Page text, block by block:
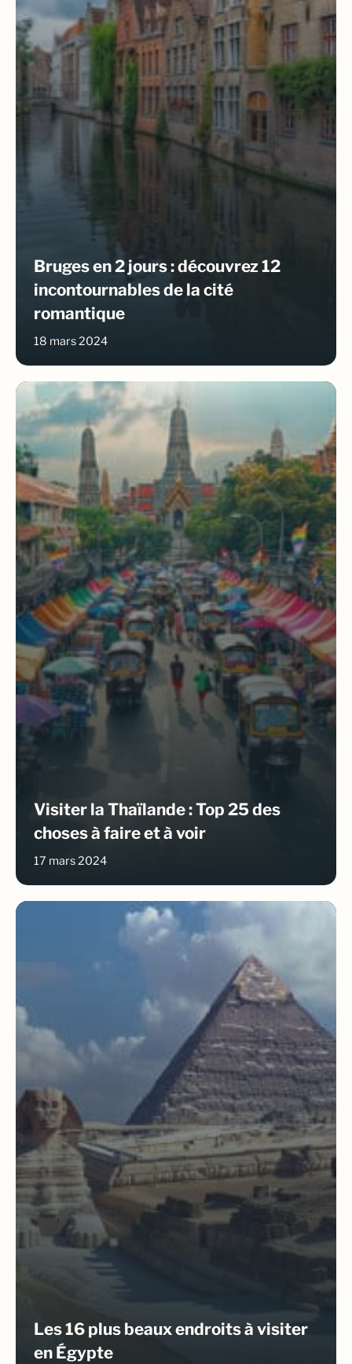
Bruges en 2 jours : découvrez 12
incontournables de la cité
romantique
18 mars 2024
Visiter la Thaïlande : Top 25 des
choses à faire et à voir
17 mars 2024
Les 16 plus beaux endroits à visiter
en Égypte